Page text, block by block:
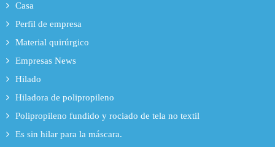
Casa
Perfil de empresa
Material quirúrgico
Empresas News
Hilado
Hiladora de polipropileno
Polipropileno fundido y rociado de tela no textil
Es sin hilar para la máscara.